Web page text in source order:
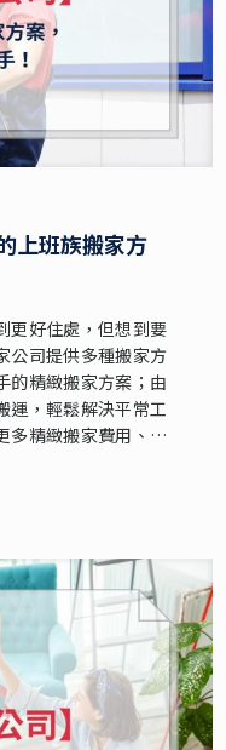
上班族搬家方
更好住處，但想到要
公司提供多種搬家方
的精緻搬家方案；由
運，輕鬆解決平常工
多精緻搬家費用、常